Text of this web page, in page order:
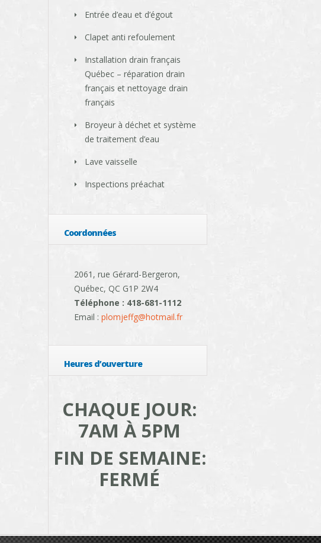
Entrée d’eau et d’égout
Clapet anti refoulement
Installation drain français
Québec – réparation drain
français et nettoyage drain
français
Broyeur à déchet et système
de traitement d’eau
Lave vaisselle
Inspections préachat
Coordonnées
2061, rue Gérard-Bergeron,
Québec, QC G1P 2W4
Téléphone : 418-681-1112
Email : plomjeffg@hotmail.fr
Heures d’ouverture
CHAQUE JOUR:
7AM À 5PM
FIN DE SEMAINE:
FERMÉ